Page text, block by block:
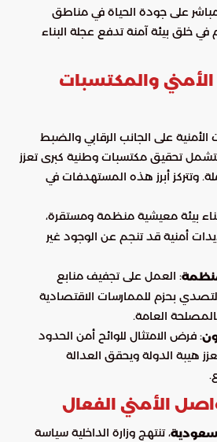
على جودة الحياة في مناطق
خلق بيئة آمنة تدفع عجلة البناء
والمكتسبات
الأمنية على الجانب الرقابي والضبط
تحقيق مكتسبات وطنية كبرى تعزز
وتتركز أبرز هذه المستهدفات في
بيئة معيشية منظمة ومستقرة،
أمنية قد تنجم عن الوجود غير
: العمل على تجفيف منابع
بحزم للممارسات الاقتصادية
العامة.
: فرض الامتثال للوائح أمن الحدود
هيبة الدولة ويحقق العدالة
الأمني الفعال
، تنتهج وزارة الداخلية سياسة